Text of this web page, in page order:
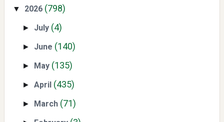
Swiss German University Raih Peringkat #1 Global untuk
▼ 2026 (798)
► July (4)
► June (140)
► May (135)
►April (435)
► March (71)